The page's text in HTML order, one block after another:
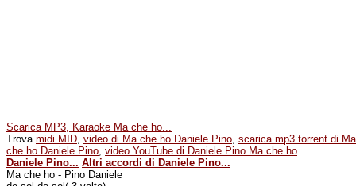
Scarica MP3, Karaoke Ma che ho...
Trova midi MID, video di Ma che ho Daniele Pino, scarica mp3 torrent di Ma
che ho Daniele Pino, video YouTube di Daniele Pino Ma che ho
Daniele Pino... Altri accordi di Daniele Pino...
Ma che ho - Pino Daniele